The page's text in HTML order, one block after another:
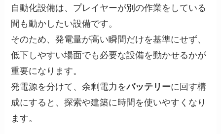
自動化設備は、プレイヤーが別の作業をしている
間も動かしたい設備です。
そのため、発電量が高い瞬間だけを基準にせず、
低下しやすい場面でも必要な設備を動かせるかが
重要になります。
発電源を分けて、余剰電力をバッテリーに回す構
成にすると、探索や建築に時間を使いやすくなり
ます。